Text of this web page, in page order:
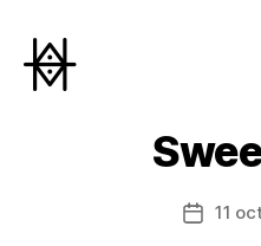
Date
11